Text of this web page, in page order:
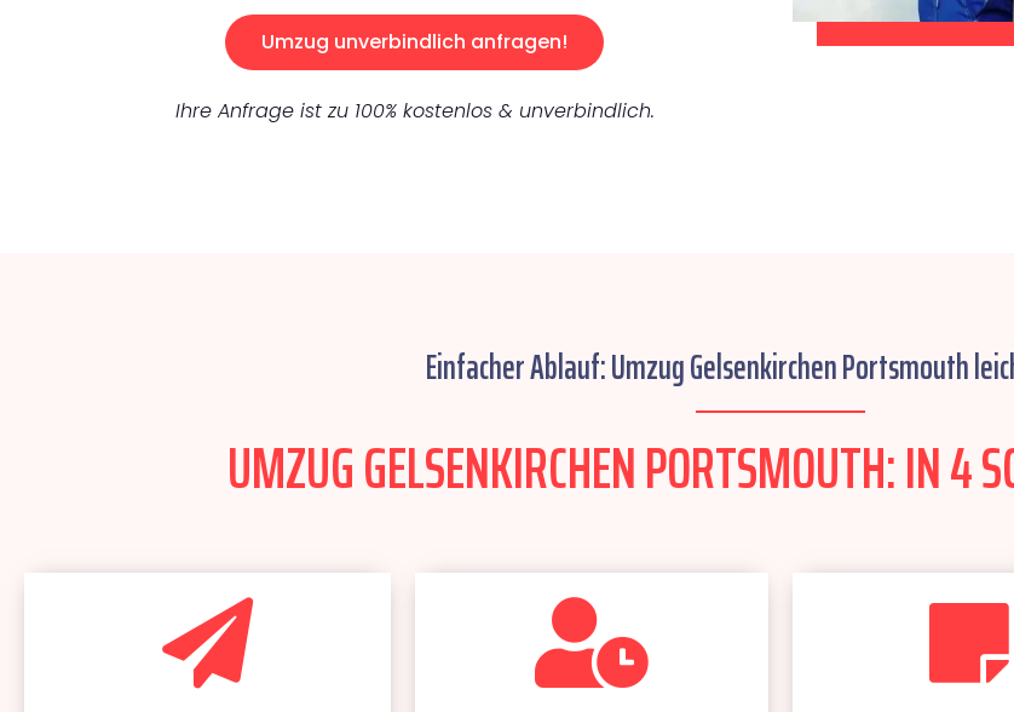
Umzug unverbindlich anfragen!
Ihre Anfrage ist zu 100% kostenlos & unverbindlich.
Einfacher Ablauf: Umzug Gelsenkirchen Portsmouth
UMZUG GELSENKIRCHEN PORTSMOUTH: IN 4